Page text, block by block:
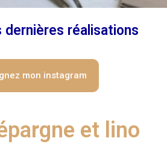
dernières réalisations
mon instagram
et lino​